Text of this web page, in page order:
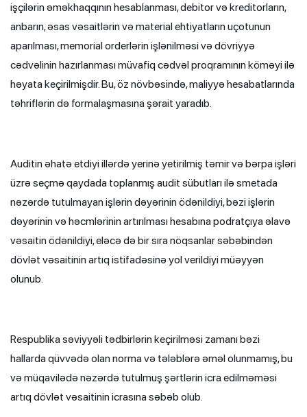
işçilərin əməkhaqqının hesablanması, debitor və kreditorların,
anbarın, əsas vəsaitlərin və material ehtiyatların uçotunun
aparılması, memorial orderlərin işlənilməsi və dövriyyə
cədvəlinin hazırlanması müvafiq cədvəl proqramının köməyi ilə
həyata keçirilmişdir. Bu, öz növbəsində, maliyyə hesabatlarında
təhriflərin də formalaşmasına şərait yaradıb.
Auditin əhatə etdiyi illərdə yerinə yetirilmiş təmir və bərpa işləri
üzrə seçmə qaydada toplanmış audit sübutları ilə smetada
nəzərdə tutulmayan işlərin dəyərinin ödənildiyi, bəzi işlərin
dəyərinin və həcmlərinin artırılması hesabına podratçıya əlavə
vəsaitin ödənildiyi, eləcə də bir sıra nöqsanlar səbəbindən
dövlət vəsaitinin artıq istifadəsinə yol verildiyi müəyyən
olunub.
Respublika səviyyəli tədbirlərin keçirilməsi zamanı bəzi
hallarda qüvvədə olan norma və tələblərə əməl olunmamış, bu
və müqavilədə nəzərdə tutulmuş şərtlərin icra edilməməsi
artıq dövlət vəsaitinin icrasına səbəb olub.